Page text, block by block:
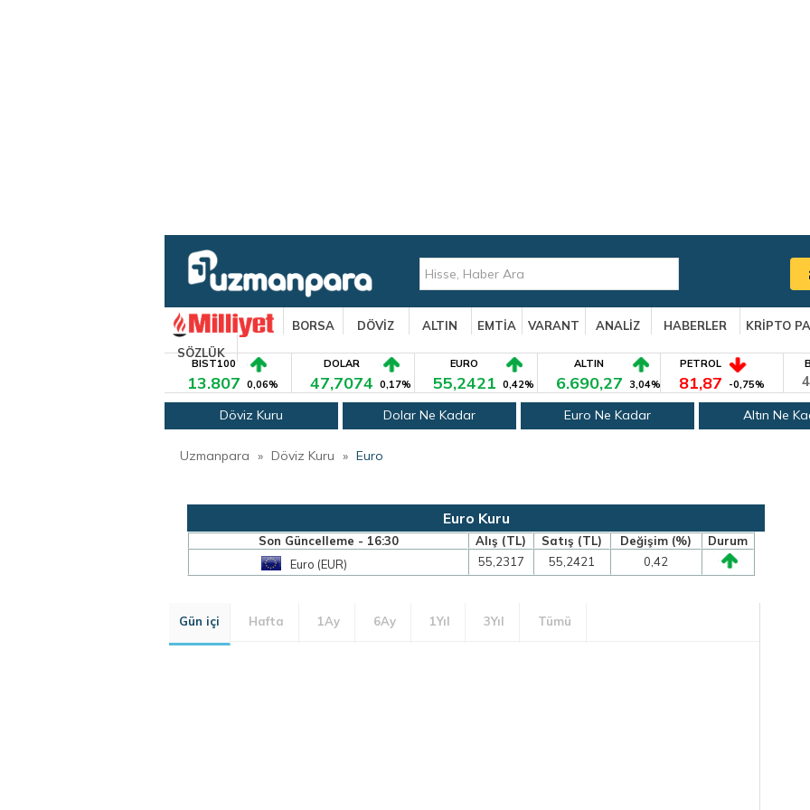
BORSA DÖVİZ ALTIN EMTİA VARANT ANALİZ HABERLER KRİPTO
SÖZLÜK
BIST100
13.807 0,06%
DOLAR
47,7074 0,17%
EURO
55,2421 0,42%
ALTIN
6.690,27 3,04%
PETROL
81,87 -0,75%
Döviz Kuru Dolar Ne Kadar Euro Ne Kadar Altın Ne
Uzmanpara » Döviz Kuru » Euro
Euro Kuru
Son Güncelleme - 16:30 Alış (TL) Satış (TL) Değişim (%)
Durum
Euro (EUR)
55,2317 55,2421 0,42
Gün içi Hafta 1Ay 6Ay 1Yıl 3Yıl Tümü